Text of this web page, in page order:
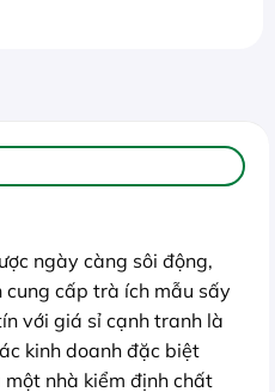
ngày càng sôi động,
cung cấp trà ích mẫu sấy
với giá sỉ cạnh tranh là
kinh doanh đặc biệt
nhà kiểm định chất